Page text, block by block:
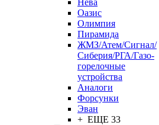
Нева
Оазис
Олимпия
Пирамида
ЖМЗ/Атем/Сигнал/
Сиберия/РГА/Газо-
горелочные
устройства
Aналоги
Форсунки
Эван
+ ЕЩЕ 33